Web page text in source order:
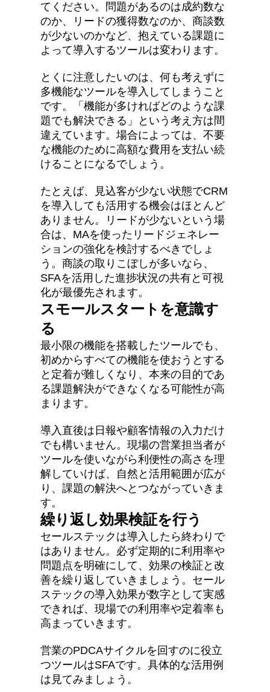
てください。問題があるのは成約数な
のか、リードの獲得数なのか、商談数
が少ないのかなど、抱えている課題に
よって導入するツールは変わります。
とくに注意したいのは、何も考えずに
多機能なツールを導入してしまうこと
です。「機能が多ければどのような課
題でも解決できる」という考え方は間
違えています。場合によっては、不要
な機能のために高額な費用を支払い続
けることになるでしょう。
たとえば、見込客が少ない状態でCRM
を導入しても活用する機会はほとんど
ありません。リードが少ないという場
合は、MAを使ったリードジェネレー
ションの強化を検討するべきでしょ
う。商談の取りこぼしが多いなら、
SFAを活用した進捗状況の共有と可視
化が最優先されます。
スモールスタートを意識す
る
最小限の機能を搭載したツールでも、
初めからすべての機能を使おうとする
と定着が難しくなり、本来の目的であ
る課題解決ができなくなる可能性が高
まります。
導入直後は日報や顧客情報の入力だけ
でも構いません。現場の営業担当者が
ツールを使いながら利便性の高さを理
解していけば、自然と活用範囲が広が
り、課題の解決へとつながっていきま
す。
繰り返し効果検証を行う
セールステックは導入したら終わりで
はありません。必ず定期的に利用率や
問題点を明確にして、効果の検証と改
善を繰り返していきましょう。セール
ステックの導入効果が数字として実感
できれば、現場での利用率や定着率も
高まっていきます。
営業のPDCAサイクルを回すのに役立
つツールはSFAです。具体的な活用例
は見てみましょう。